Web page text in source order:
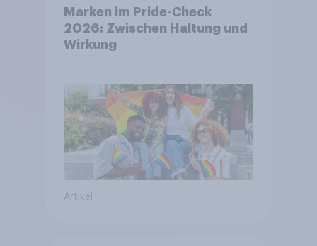
Marken im Pride-Check
2026: Zwischen Haltung und
Wirkung
Artikel